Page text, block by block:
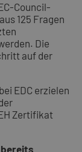
Council-
125 Fragen
Die
auf der
EDC erzielen
Zertifikat